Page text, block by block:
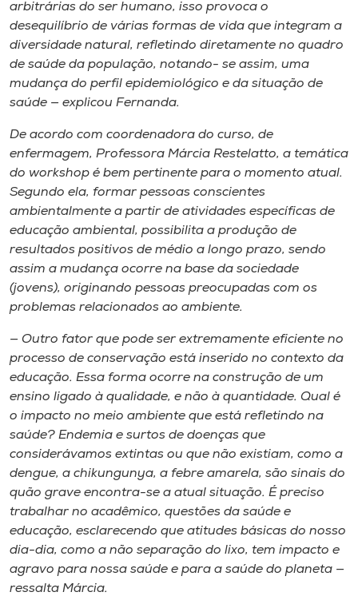
arbitrárias do ser humano, isso provoca o
desequilíbrio de várias formas de vida que integram a
diversidade natural, refletindo diretamente no quadro
de saúde da população, notando- se assim, uma
mudança do perfil epidemiológico e da situação de
saúde — explicou Fernanda.
De acordo com coordenadora do curso, de
enfermagem, Professora Márcia Restelatto, a temática
do workshop é bem pertinente para o momento atual.
Segundo ela, formar pessoas conscientes
ambientalmente a partir de atividades específicas de
educação ambiental, possibilita a produção de
resultados positivos de médio a longo prazo, sendo
assim a mudança ocorre na base da sociedade
(jovens), originando pessoas preocupadas com os
problemas relacionados ao ambiente.
— Outro fator que pode ser extremamente eficiente no
processo de conservação está inserido no contexto da
educação. Essa forma ocorre na construção de um
ensino ligado à qualidade, e não à quantidade. Qual é
o impacto no meio ambiente que está refletindo na
saúde? Endemia e surtos de doenças que
considerávamos extintas ou que não existiam, como a
dengue, a chikungunya, a febre amarela, são sinais do
quão grave encontra-se a atual situação. É preciso
trabalhar no acadêmico, questões da saúde e
educação, esclarecendo que atitudes básicas do nosso
dia-dia, como a não separação do lixo, tem impacto e
agravo para nossa saúde e para a saúde do planeta —
ressalta Márcia.